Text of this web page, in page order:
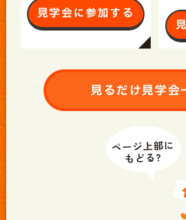
見学会に参加する
見るだけ見学会